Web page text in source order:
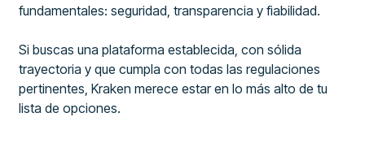
fundamentales: seguridad, transparencia y fiabilidad.
Si buscas una plataforma establecida, con sólida
trayectoria y que cumpla con todas las regulaciones
pertinentes, Kraken merece estar en lo más alto de tu
lista de opciones.